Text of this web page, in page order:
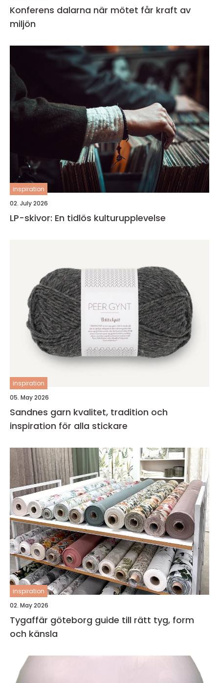
Konferens dalarna när mötet får kraft av
miljön
inspiration
02. July 2026
LP-skivor: En tidlös kulturupplevelse
inspiration
05. May 2026
Sandnes garn kvalitet, tradition och
inspiration för alla stickare
inspiration
02. May 2026
Tygaffär göteborg guide till rätt tyg, form
och känsla